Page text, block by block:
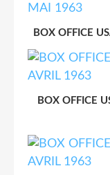
BOX OFFICE
BOX OFFICE